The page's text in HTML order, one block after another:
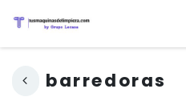
barredoras